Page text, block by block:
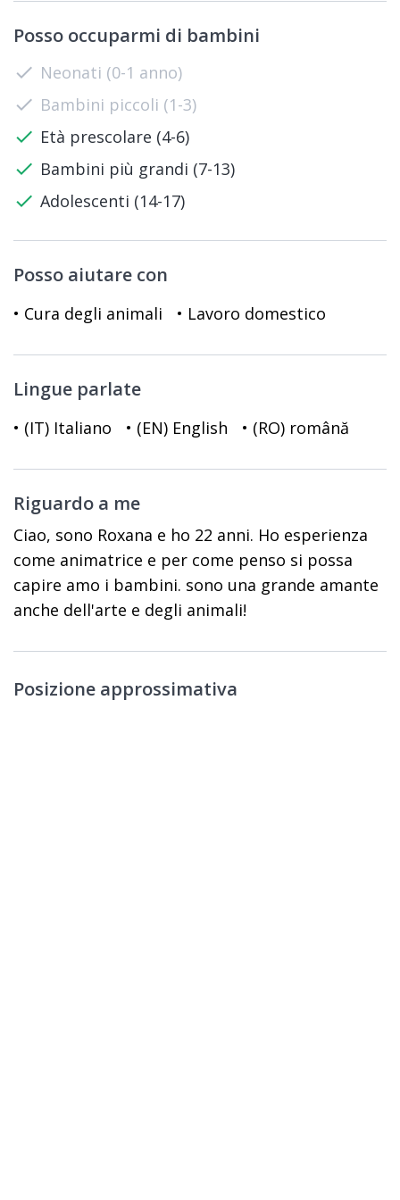
Posso occuparmi di bambini
check Neonati (0-1 anno)
check Bambini piccoli (1-3)
check Età prescolare (4-6)
check Bambini più grandi (7-13)
check Adolescenti (14-17)
Posso aiutare con
• Cura degli animali • Lavoro domestico
Lingue parlate
• (IT) Italiano • (EN) English • (RO) română
Riguardo a me
Ciao, sono Roxana e ho 22 anni. Ho esperienza
come animatrice e per come penso si possa
capire amo i bambini. sono una grande amante
anche dell'arte e degli animali!
Posizione approssimativa